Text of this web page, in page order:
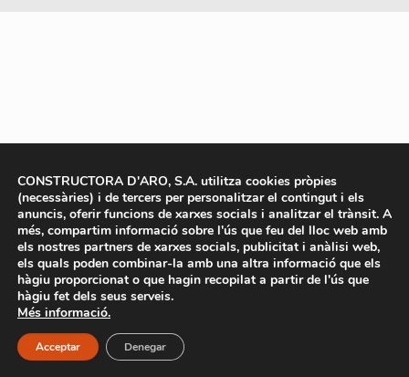
CONSTRUCTORA D'ARO, S.A. utilitza cookies pròpies
(necessàries) i de tercers per personalitzar el contingut i els
anuncis, oferir funcions de xarxes socials i analitzar el trànsit. A
més, compartim informació sobre l'ús que feu del lloc web amb
els nostres partners de xarxes socials, publicitat i anàlisi web,
els quals poden combinar-la amb una altra informació que els
hàgiu proporcionat o que hagin recopilat a partir de l'ús que
hàgiu fet dels seus serveis.
Més informació.
Acceptar Denegar